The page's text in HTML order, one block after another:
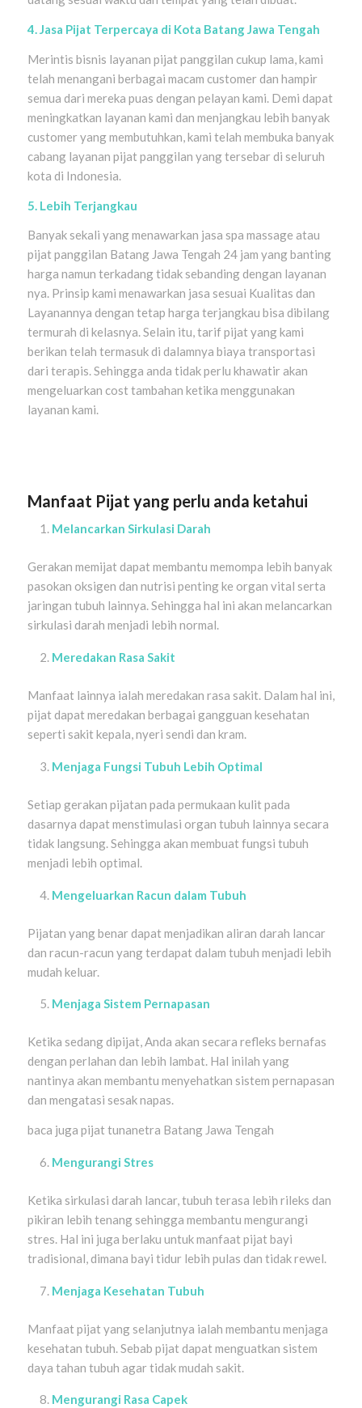
4. Jasa Pijat Terpercaya di Kota Batang Jawa Tengah
Merintis bisnis layanan pijat panggilan cukup lama, kami
telah menangani berbagai macam customer dan hampir
semua dari mereka puas dengan pelayan kami. Demi dapat
meningkatkan layanan kami dan menjangkau lebih banyak
customer yang membutuhkan, kami telah membuka banyak
cabang layanan pijat panggilan yang tersebar di seluruh
kota di Indonesia.
5. Lebih Terjangkau
Banyak sekali yang menawarkan jasa spa massage atau
pijat panggilan Batang Jawa Tengah 24 jam yang banting
harga namun terkadang tidak sebanding dengan layanan
nya. Prinsip kami menawarkan jasa sesuai Kualitas dan
Layanannya dengan tetap harga terjangkau bisa dibilang
termurah di kelasnya. Selain itu, tarif pijat yang kami
berikan telah termasuk di dalamnya biaya transportasi
dari terapis. Sehingga anda tidak perlu khawatir akan
mengeluarkan cost tambahan ketika menggunakan
layanan kami.
Manfaat Pijat yang perlu anda ketahui
Melancarkan Sirkulasi Darah
Gerakan memijat dapat membantu memompa lebih banyak
pasokan oksigen dan nutrisi penting ke organ vital serta
jaringan tubuh lainnya. Sehingga hal ini akan melancarkan
sirkulasi darah menjadi lebih normal.
Meredakan Rasa Sakit
Manfaat lainnya ialah meredakan rasa sakit. Dalam hal ini,
pijat dapat meredakan berbagai gangguan kesehatan
seperti sakit kepala, nyeri sendi dan kram.
Menjaga Fungsi Tubuh Lebih Optimal
Setiap gerakan pijatan pada permukaan kulit pada
dasarnya dapat menstimulasi organ tubuh lainnya secara
tidak langsung. Sehingga akan membuat fungsi tubuh
menjadi lebih optimal.
Mengeluarkan Racun dalam Tubuh
Pijatan yang benar dapat menjadikan aliran darah lancar
dan racun-racun yang terdapat dalam tubuh menjadi lebih
mudah keluar.
Menjaga Sistem Pernapasan
Ketika sedang dipijat, Anda akan secara refleks bernafas
dengan perlahan dan lebih lambat. Hal inilah yang
nantinya akan membantu menyehatkan sistem pernapasan
dan mengatasi sesak napas.
baca juga pijat tunanetra Batang Jawa Tengah
Mengurangi Stres
Ketika sirkulasi darah lancar, tubuh terasa lebih rileks dan
pikiran lebih tenang sehingga membantu mengurangi
stres. Hal ini juga berlaku untuk manfaat pijat bayi
tradisional, dimana bayi tidur lebih pulas dan tidak rewel.
Menjaga Kesehatan Tubuh
Manfaat pijat yang selanjutnya ialah membantu menjaga
kesehatan tubuh. Sebab pijat dapat menguatkan sistem
daya tahan tubuh agar tidak mudah sakit.
Mengurangi Rasa Capek